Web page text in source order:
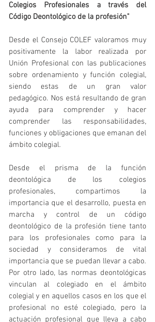
Colegios Profesionales a través del
Código Deontológico de la profesión"
Desde el Consejo COLEF valoramos muy
positivamente la labor realizada por
Unión Profesional con las publicaciones
sobre ordenamiento y función colegial,
siendo estas de un gran valor
pedagógico. Nos está resultando de gran
ayuda para comprender y hacer
comprender las responsabilidades,
funciones y obligaciones que emanan del
ámbito colegial.
Desde el prisma de la función
deontológica de los colegios
profesionales, compartimos la
importancia que el desarrollo, puesta en
marcha y control de un código
deontológico de la profesión tiene tanto
para los profesionales como para la
sociedad y consideramos de vital
importancia que se puedan llevar a cabo.
Por otro lado, las normas deontológicas
vinculan al colegiado en el ámbito
colegial y en aquellos casos en los que el
profesional no esté colegiado, pero la
actuación profesional que lleva a cabo